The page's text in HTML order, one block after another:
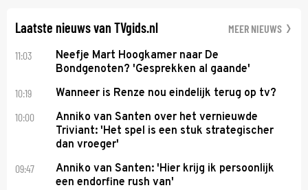
Laatste nieuws van TVgids.nl MEER NIEUWS
11:03
Neefje Mart Hoogkamer naar De
Bondgenoten? 'Gesprekken al gaande'
10:19 Wanneer is Renze nou eindelijk terug op tv?
10:00
Anniko van Santen over het vernieuwde
Triviant: 'Het spel is een stuk strategischer
dan vroeger'
09:47
Anniko van Santen: 'Hier krijg ik persoonlijk
een endorfine rush van'